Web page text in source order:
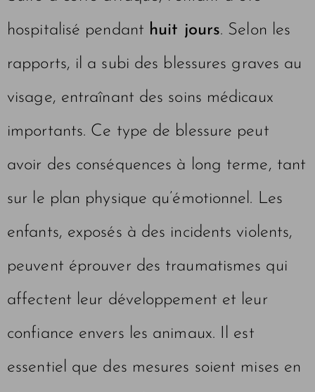
hospitalisé pendant huit jours. Selon les
rapports, il a subi des blessures graves au
visage, entraînant des soins médicaux
importants. Ce type de blessure peut
avoir des conséquences à long terme, tant
sur le plan physique qu’émotionnel. Les
enfants, exposés à des incidents violents,
peuvent éprouver des traumatismes qui
affectent leur développement et leur
confiance envers les animaux. Il est
essentiel que des mesures soient mises en